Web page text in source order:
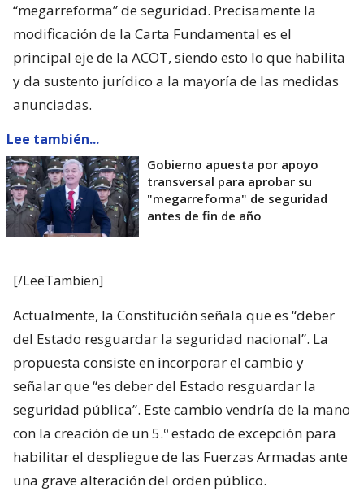
“megarreforma” de seguridad. Precisamente la
modificación de la Carta Fundamental es el
principal eje de la ACOT, siendo esto lo que habilita
y da sustento jurídico a la mayoría de las medidas
anunciadas.
Lee también...
Gobierno apuesta por apoyo
transversal para aprobar su
"megarreforma" de seguridad
antes de fin de año
[/LeeTambien]
Actualmente, la Constitución señala que es “deber
del Estado resguardar la seguridad nacional”. La
propuesta consiste en incorporar el cambio y
señalar que “es deber del Estado resguardar la
seguridad pública”. Este cambio vendría de la mano
con la creación de un 5.º estado de excepción para
habilitar el despliegue de las Fuerzas Armadas ante
una grave alteración del orden público.